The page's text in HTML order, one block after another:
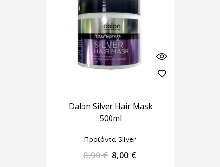
Dalon Silver Hair Mask
500ml
Προϊόντα Silver
8,90€ 8,00 €